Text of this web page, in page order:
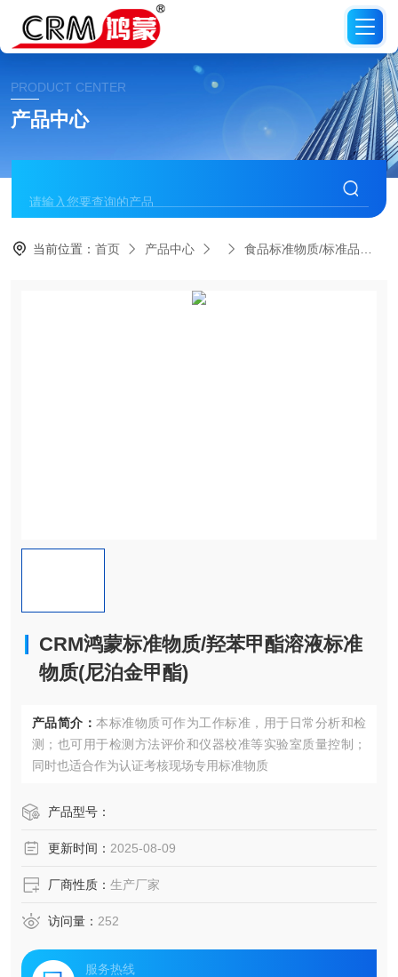
PRODUCT CENTER
产品中心
当前位置：首页 产品中心 食品标准物质/标准品
CRM鸿蒙标准物质/羟苯甲酯溶液标准
物质(尼泊金甲酯)
产品简介： 本标准物质可作为工作标准，用于日常分析和检
测；也可用于检测方法评价和仪器校准等实验室质量控制；
同时也适合作为认证考核现场专用标准物质
产品型号：
更新时间： 2025-08-09
厂商性质： 生产厂家
访问量： 252
服务热线